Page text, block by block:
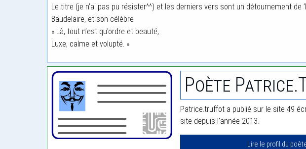
Le titre (je n’ai pas pu résister^^) et les derniers vers sont un détournement de
Baudelaire, et son célèbre
« Là, tout n’est qu’ordre et beauté,
Luxe, calme et volupté. »
Poète
Patrice.truffot a publié sur le site 49
site depuis l'année 2013.
Lire le profil du